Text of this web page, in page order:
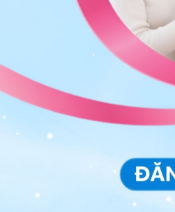
xảy ra hay không? Bệnh
tình trạng bệnh hiện tại cũng
do thực thể hay do tâm lý
cần phân biệt những bệnh
yếu là do tâm lý. Khai thác
triệu chứng bệnh thường